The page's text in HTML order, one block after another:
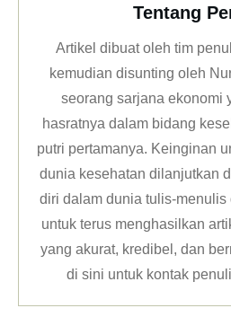
Tentang
Artikel dibuat oleh tim
kemudian disunting oleh
seorang sarjana ekonomi
hasratnya dalam bidang
putri pertamanya. Keinginan
dunia kesehatan dilanjutkan
diri dalam dunia tulis-menulis
untuk terus menghasilkan
yang akurat, kredibel, dan
di sini untuk kontak